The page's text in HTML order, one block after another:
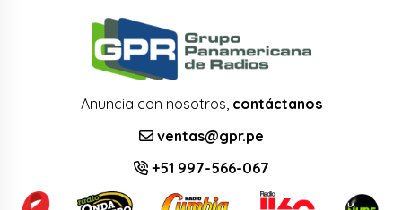
Anuncia con nosotros, contáctanos
ventas@gpr.pe
+51 997-566-067